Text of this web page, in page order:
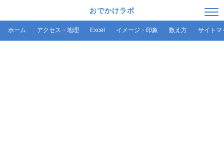
おでかけラボ
ホーム アクセス・地理 Excel イメージ・印象 数え方 サイトマ